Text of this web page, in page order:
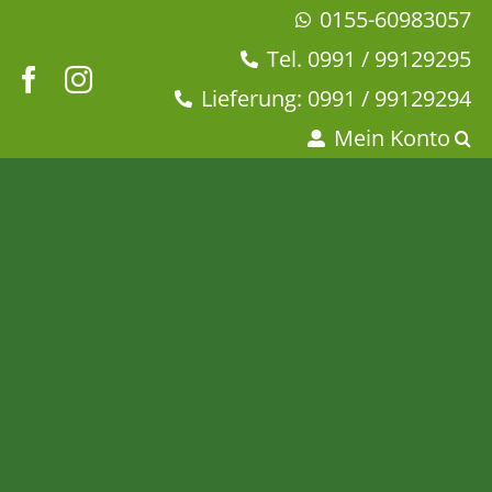
springen
0155-60983057
Tel. 0991 / 99129295
Lieferung: 0991 / 99129294
Mein Konto